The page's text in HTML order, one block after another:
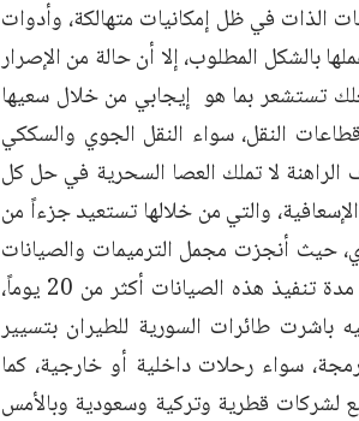
الذات في ظل إمكانيات متهالكة، وأدوات
بالشكل المطلوب، إلا أن حالة من الإصرار
تستشعر بما هو إيجابي من خلال سعيها
النقل، سواء النقل الجوي والسككي
الراهنة لا تملك العصا السحرية في حل كل
والتي من خلالها تستعيد جزءاً من
حيث أنجزت مجمل الترميمات والصيانات
اللازمة لمطار دمشق الدولي بسرعة فائقة، حيث لم تستغرق مدة تنفيذ هذه الصيانات أكثر من 20 يوماً،
باشرت طائرات السورية للطيران بتسيير
سواء رحلات داخلية أو خارجية، كما
لشركات قطرية وتركية وسعودية وبالأمس